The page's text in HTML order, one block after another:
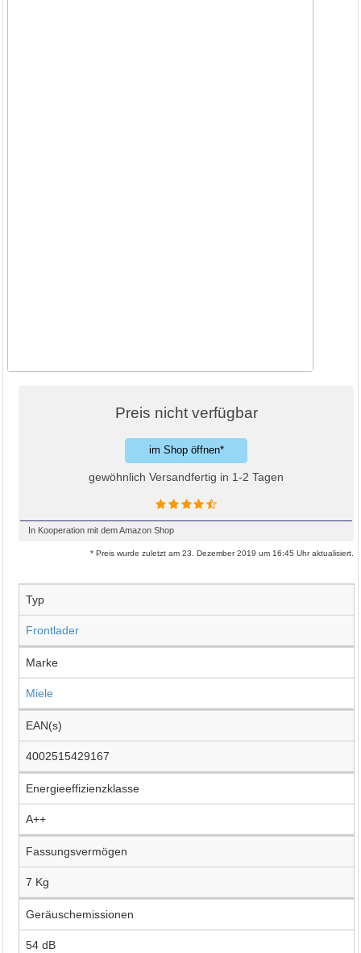
Preis nicht verfügbar
im Shop öffnen*
gewöhnlich Versandfertig in 1-2 Tagen
In Kooperation mit dem Amazon Shop
* Preis wurde zuletzt am 23. Dezember 2019 um 16:45 Uhr aktualisiert.
Typ
Frontlader
Marke
Miele
EAN(s)
4002515429167
Energieeffizienzklasse
A++
Fassungsvermögen
7 Kg
Geräuschemissionen
54 dB